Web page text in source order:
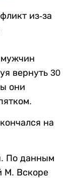
из-за
вернуть 30
они
на
По данным
М. Вскоре